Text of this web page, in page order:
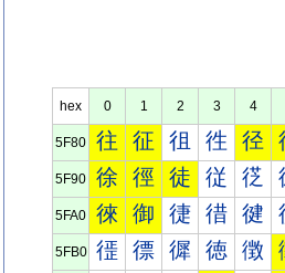
hex 0 1 2 3 4
5F80 往 征 徂 徃 径
5F90 徐 徑 徒 従 徔
5FA0 徠 御 徢 徣 徤
5FB0 徰 徱 徲 徳 徴